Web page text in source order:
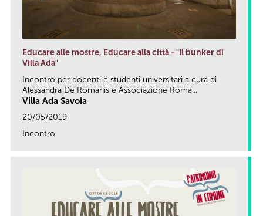
Educare alle mostre, Educare alla città - "Il bunker di
Villa Ada"
Incontro per docenti e studenti universitari a cura di
Alessandra De Romanis e Associazione Roma...
Villa Ada Savoia
20/05/2019
Incontro